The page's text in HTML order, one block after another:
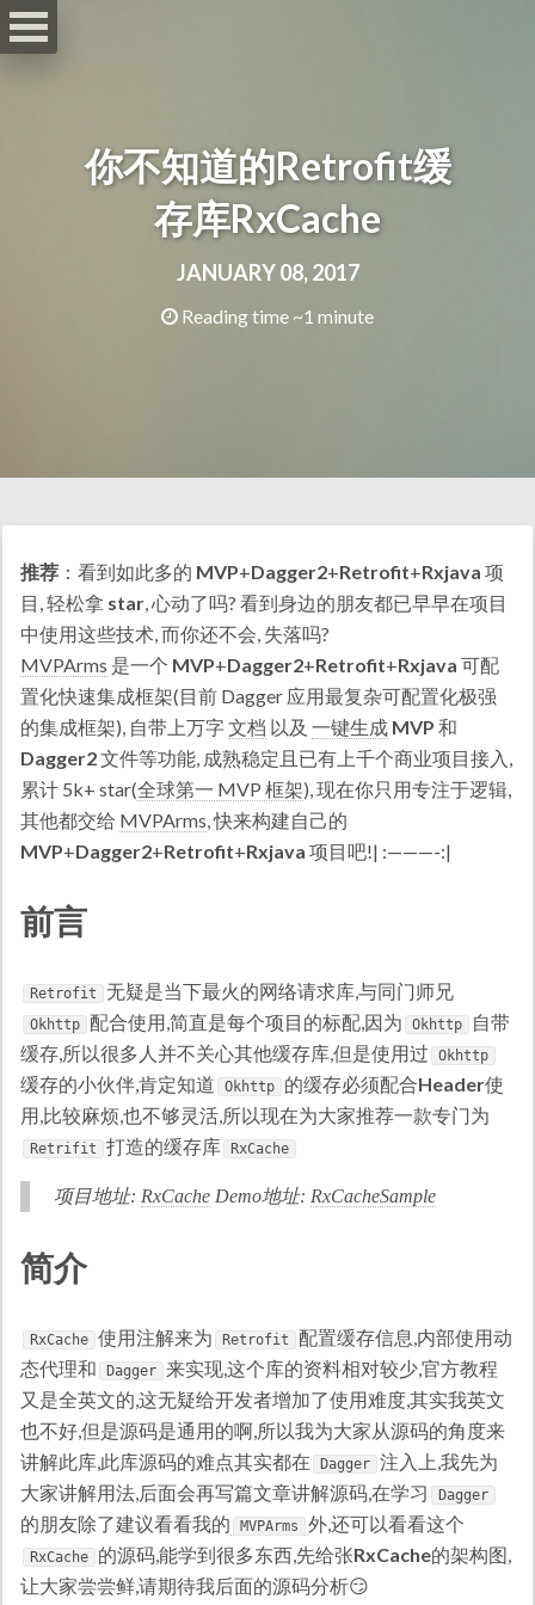
你不知道的Retrofit缓
存库RxCache
JANUARY 08, 2017
Reading time ~1 minute
推荐 ：看到如此多的 MVP+Dagger2+Retrofit+Rxjava 项
目, 轻松拿 star, 心动了吗? 看到身边的朋友都已早早在项目
中使用这些技术, 而你还不会, 失落吗?
MVPArms 是一个 MVP+Dagger2+Retrofit+Rxjava 可配
置化快速集成框架(目前 Dagger 应用最复杂可配置化极强
的集成框架), 自带上万字文档 以及 一键生成 MVP 和
Dagger2文件等功能, 成熟稳定且已有上千个商业项目接入,
累计 5k+ star(全球第一 MVP 框架), 现在你只用专注于逻辑,
其他都交给 MVPArms, 快来构建自己的
MVP+Dagger2+Retrofit+Rxjava 项目吧!| :———-:|
前言
Retrofit 无疑是当下最火的网络请求库,与同门师兄
Okhttp 配合使用,简直是每个项目的标配,因为 Okhttp
自带
缓存,所以很多人并不关心其他缓存库,但是使用过
Okhttp
缓存的小伙伴,肯定知道 Okhttp 的缓存必须配合Header使
用,比较麻烦,也不够灵活,所以现在为大家推荐一款专门为
Retrifit 打造的缓存库 RxCache
项目地址: RxCache Demo地址: RxCacheSample
简介
RxCache 使用注解来为 Retrofit
配置缓存信息,内部使用动
态代理和
Dagger 来实现,这个库的资料相对较少,官方教程
又是全英文的,这无疑给开发者增加了使用难度,其实我英文
也不好,但是源码是通用的啊,所以我为大家从源码的角度来
讲解此库,此库源码的难点其实都在
Dagger 注入上,我先为
大家讲解用法,后面会再写篇文章讲解源码,在学习
Dagger
的朋友除了建议看看我的 MVPArms 外,还可以看看这个
RxCache 的源码,能学到很多东西,先给张RxCache的架构图,
让大家尝尝鲜,请期待我后面的源码分析😏